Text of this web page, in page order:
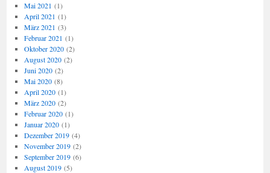
Mai 2021 (1)
April 2021 (1)
März 2021 (3)
Februar 2021 (1)
Oktober 2020(2)
August 2020(2)
Juni 2020(2)
Mai 2020(8)
April 2020(1)
März 2020(2)
Februar 2020(1)
Januar 2020(1)
Dezember 2019(4)
November 2019(2)
September 2019(6)
August 2019(5)